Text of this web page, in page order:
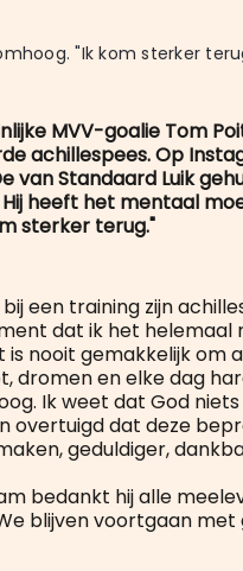
"Ik kom sterker
MVV-goalie Tom
achillespees. Op
van Standaard Luik
heeft het mentaal
sterker terug."
bij een training zijn
dat ik het helemaal
is nooit gemakkelijk om
dromen en elke dag
Ik weet dat God
overtuigd dat deze
geduldiger,
bedankt hij alle
blijven voortgaan